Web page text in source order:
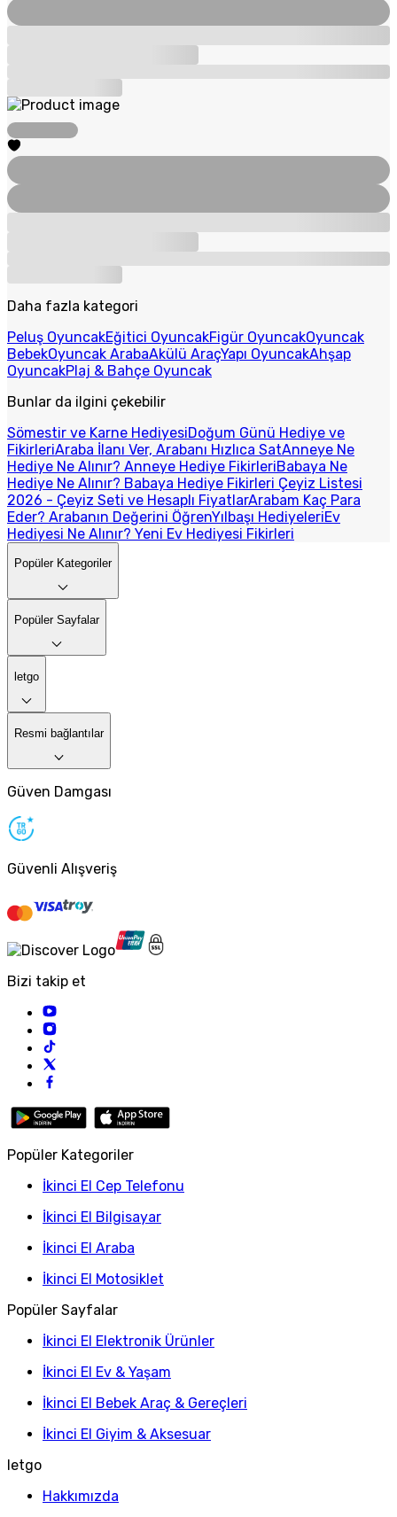
Daha fazla kategori
Peluş OyuncakEğitici OyuncakFigür OyuncakOyuncak
BebekOyuncak ArabaAkülü AraçYapı OyuncakAhşap
OyuncakPlaj & Bahçe Oyuncak
Bunlar da ilgini çekebilir
Sömestir ve Karne HediyesiDoğum Günü Hediye ve
FikirleriAraba İlanı Ver, Arabanı Hızlıca SatAnneye Ne
Hediye Ne Alınır? Anneye Hediye FikirleriBabaya Ne
Hediye Ne Alınır? Babaya Hediye Fikirleri Çeyiz Listesi
2026 - Çeyiz Seti ve Hesaplı FiyatlarArabam Kaç Para
Eder? Arabanın Değerini ÖğrenYılbaşı HediyeleriEv
Hediyesi Ne Alınır? Yeni Ev Hediyesi Fikirleri
Popüler Kategoriler
Popüler Sayfalar
letgo
Resmi bağlantılar
Güven Damgası
Güvenli Alışveriş
Bizi takip et
Popüler Kategoriler
İkinci El Cep Telefonu
İkinci El Bilgisayar
İkinci El Araba
İkinci El Motosiklet
Popüler Sayfalar
İkinci El Elektronik Ürünler
İkinci El Ev & Yaşam
İkinci El Bebek Araç & Gereçleri
İkinci El Giyim & Aksesuar
letgo
Hakkımızda